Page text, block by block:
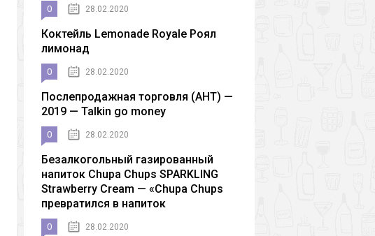
0 28.02.2020
Коктейль Lemonade Royale Роял
лимонад
0 28.02.2020
Послепродажная торговля (AHT) —
2019 — Talkin go money
0 28.02.2020
Безалкогольный газированный
напиток Chupa Chups SPARKLING
Strawberry Cream — «Chupa Chups
превратился в напиток
0 28.02.2020